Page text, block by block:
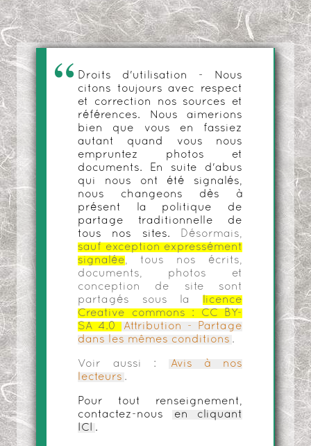
Droits d'utilisation - Nous
citons toujours avec respect
et correction nos sources et
références. Nous aimerions
bien que vous en fassiez
autant quand vous nous
empruntez photos et
documents. En suite d'abus
qui nous ont été signalés,
nous changeons dès à
présent la politique de
partage traditionnelle de
tous nos sites.
Désormais,
sauf exception expressément
signalée , tous nos écrits,
documents, photos et
conception de site sont
partagés sous la
licence
Creative commons :
CC BY-
SA 4.0
Attribution - Partage
dans les mêmes conditions .
Voir aussi :
Avis à nos
lecteurs .
Pour tout renseignement,
contactez-nous
en cliquant
ICI
.